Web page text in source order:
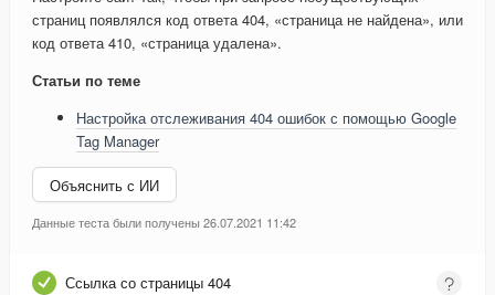
страниц появлялся код ответа 404, «страница не найдена», или
код ответа 410, «страница удалена».
Статьи по теме
Настройка отслеживания 404 ошибок с помощью Google
Tag Manager
Объяснить с ИИ
Данные теста были получены 26.07.2021 11:42
Ссылка со страницы 404